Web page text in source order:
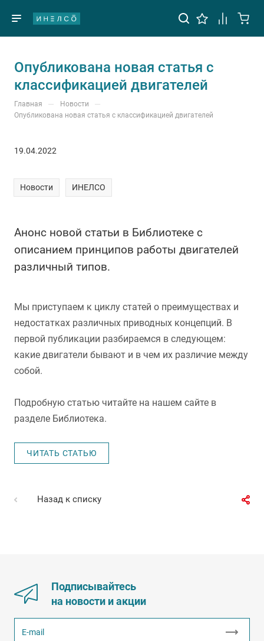
Опубликована новая статья с
классификацией двигателей
Главная — Новости —
Опубликована новая статья с классификацией двигателей
19.04.2022
Новости ИНЕЛСО
Анонс новой статьи в Библиотеке с
описанием принципов работы двигателей
различный типов.
Мы приступаем к циклу статей о преимуществах и
недостатках различных приводных концепций. В
первой публикации разбираемся в следующем:
какие двигатели бывают и в чем их различие между
собой.
Подробную статью читайте на нашем сайте в
разделе Библиотека.
ЧИТАТЬ СТАТЬЮ
Назад к списку
Подписывайтесь
на новости и акции